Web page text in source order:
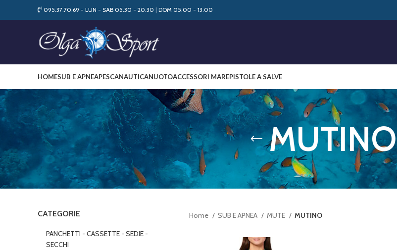
095.37.70.69 - LUN - SAB 05.30 - 20.30 | DOM 05.00 - 13.00
HOMESUB E APNEAPESCANAUTICANUOTOACCESSORI MAREPISTOLE A SALVE
MUTINO
CATEGORIE
PANCHETTI - CASSETTE - SEDIE -
SECCHI
Home SUB E APNEA MUTE MUTINO